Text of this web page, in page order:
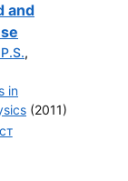
and
,
in
(2011)